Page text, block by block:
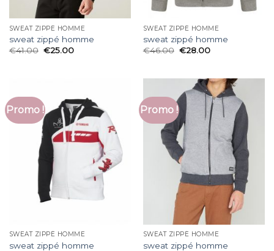
SWEAT ZIPPÉ HOMME
sweat zippé homme
€41.00 €25.00
SWEAT ZIPPÉ HOMME
sweat zippé homme
€46.00 €28.00
Promo !
SWEAT ZIPPÉ HOMME
sweat zippé homme
Promo !
SWEAT ZIPPÉ HOMME
sweat zippé homme